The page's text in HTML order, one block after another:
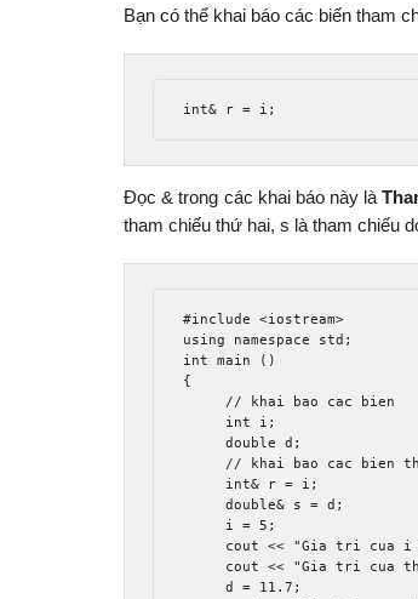
Bạn có thể khai báo các biến tham
int& r = i ;
Đọc & trong các khai báo này là
tham chiếu thứ hai, s là tham chiếu
#include
<iostream>
using
namespace std ;
int main
()
{
// khai bao cac bien
int i ;
double d ;
// khai bao cac bien
int& r = i ;
double& s = d ;
     i
= 5 ;
     cout
<< "Gia tri cua
     cout
<< "Gia tri cua
     d
= 11.7 ;